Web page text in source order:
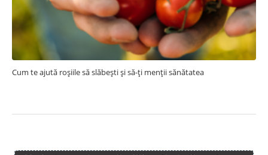
Cum te ajută roșiile să slăbești și să-ți menții sănătatea